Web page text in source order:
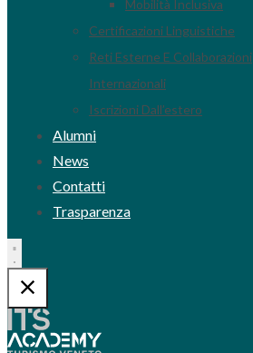
Mobilità Inclusiva
Certificazioni Linguistiche
Reti Esterne E Collaborazioni
Internazionali
Iscrizioni Dall’estero
Alumni
News
Contatti
Trasparenza